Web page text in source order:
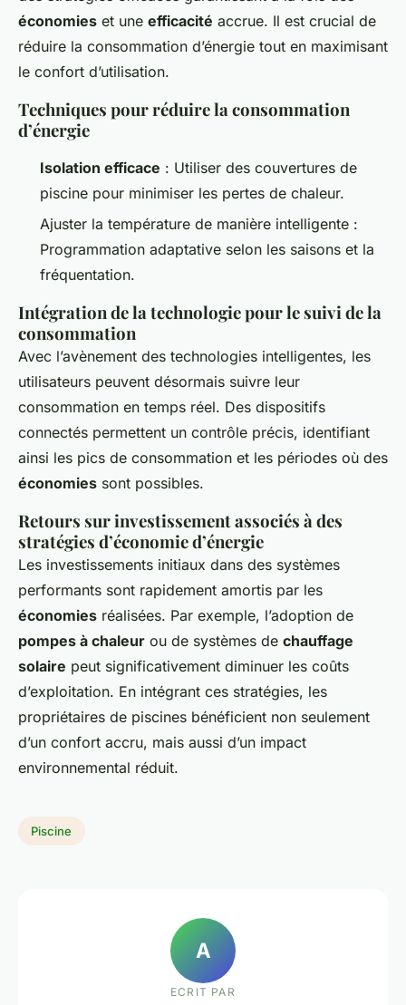
économies et une efficacité accrue. Il est crucial de
réduire la consommation d’énergie tout en maximisant
le confort d’utilisation.
Techniques pour réduire la consommation
d’énergie
Isolation efficace : Utiliser des couvertures de
piscine pour minimiser les pertes de chaleur.
Ajuster la température de manière intelligente :
Programmation adaptative selon les saisons et la
fréquentation.
Intégration de la technologie pour le suivi de la
consommation
Avec l’avènement des technologies intelligentes, les
utilisateurs peuvent désormais suivre leur
consommation en temps réel. Des dispositifs
connectés permettent un contrôle précis, identifiant
ainsi les pics de consommation et les périodes où des
économies sont possibles.
Retours sur investissement associés à des
stratégies d’économie d’énergie
Les investissements initiaux dans des systèmes
performants sont rapidement amortis par les
économies réalisées. Par exemple, l’adoption de
pompes à chaleur ou de systèmes de chauffage
solaire peut significativement diminuer les coûts
d’exploitation. En intégrant ces stratégies, les
propriétaires de piscines bénéficient non seulement
d’un confort accru, mais aussi d’un impact
environnemental réduit.
Piscine
A
ECRIT PAR